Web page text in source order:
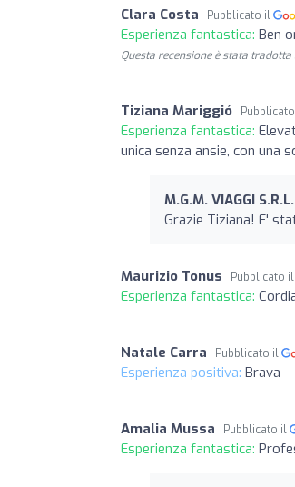
Clara Costa Pubblicato il
Esperienza fantastica: Ben
Questa recensione è stata
Tiziana Mariggió
Esperienza fantastica:
unica senza ansie, con una
M.G.M. VIAGGI S.R.L.
Grazie Tiziana! E'
Maurizio Tonus Pubblicato il
Esperienza fantastica:
Natale Carra Pubblicato il
Esperienza positiva: Brava
Amalia Mussa Pubblicato il
Esperienza fantastica: